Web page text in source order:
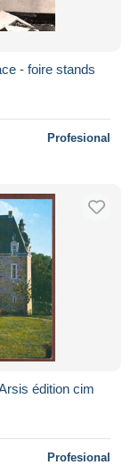
- foire stands
Profesional
édition cim
Profesional